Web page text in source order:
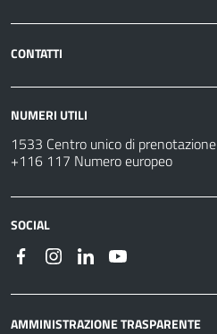
CONTATTI
NUMERI UTILI
1533 Centro unico di prenotazione
+116 117 Numero europeo
SOCIAL
AMMINISTRAZIONE TRASPARENTE